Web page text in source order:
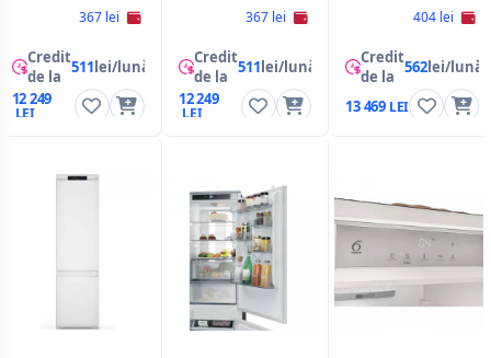
367 lei
Credit
de la 511lei/lună
12 249
367 lei
Credit
de la 511lei/lună
12 249
CNBQT3719EW
404 lei
Credit
de la 562lei/lună
13 469